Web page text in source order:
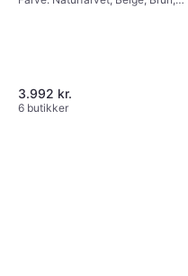
3.992 kr.
6 butikker